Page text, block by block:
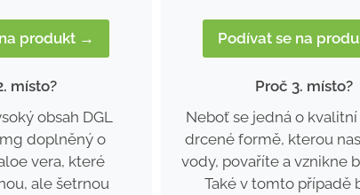
produkt →
místo?
obsah DGL
doplněný o
vera, které
ale šetrnou
Podívat se na
Proč 3. místo?
Neboť se jedná o
drcené formě, kterou
vody, povaříte a vznikne
Také v tomto případě